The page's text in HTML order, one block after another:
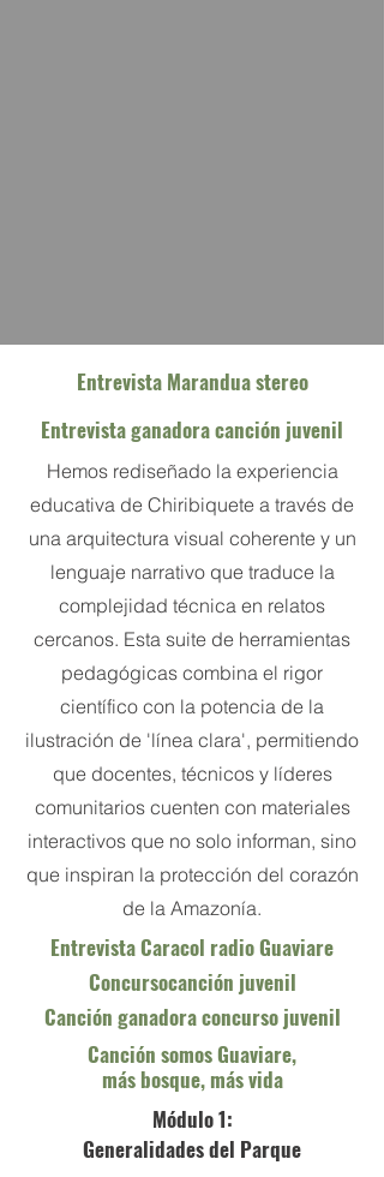
Entrevista Marandua stereo
Entrevista ganadora canción juvenil
Hemos rediseñado la experiencia
educativa de Chiribiquete a través de
una arquitectura visual coherente y un
lenguaje narrativo que traduce la
complejidad técnica en relatos
cercanos. Esta suite de herramientas
pedagógicas combina el rigor
científico con la potencia de la
ilustración de 'línea clara', permitiendo
que docentes, técnicos y líderes
comunitarios cuenten con materiales
interactivos que no solo informan, sino
que inspiran la protección del corazón
de la Amazonía.
Entrevista Caracol radio Guaviare
Concursocanción juvenil
Canción ganadora concurso juvenil
Canción somos Guaviare,
más bosque, más vida
Módulo 1:
Generalidades del Parque